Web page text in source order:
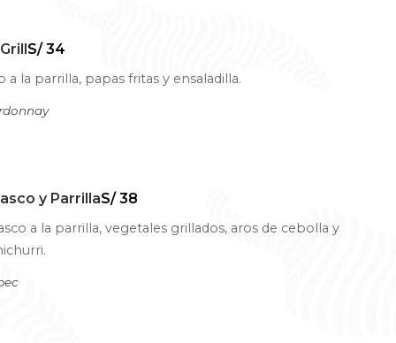
S/ 34
a la parrilla, papas fritas y ensaladilla.
y ParrillaS/ 38
a la parrilla, vegetales grillados, aros de cebolla y